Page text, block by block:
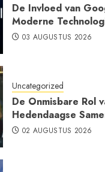
De Invloed van
Moderne
03 AUGUSTUS 2026
Uncategorized
De Onmisbare Rol
Hedendaagse
02 AUGUSTUS 2026